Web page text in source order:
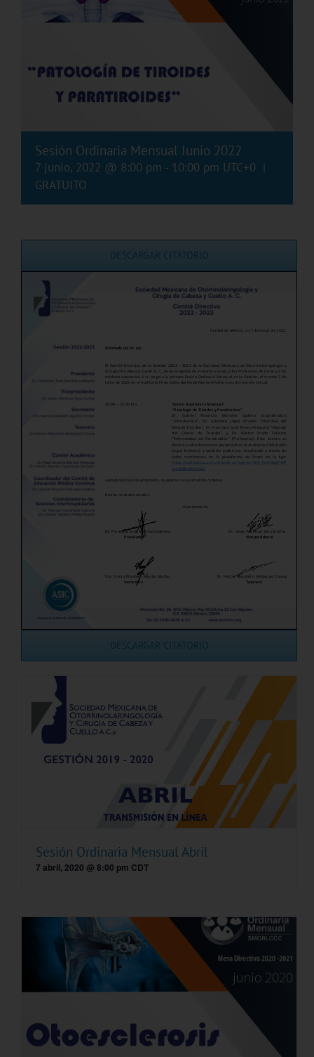
Sesión Ordinaria Mensual Junio 2022
7 junio, 2022 @ 8:00 pm - 10:00 pm UTC+0 |
GRATUITO
DESCARGAR CITATORIO
DESCARGAR CITATORIO
Sesión Ordinaria Mensual Abril
7 abril, 2020 @ 8:00 pm CDT